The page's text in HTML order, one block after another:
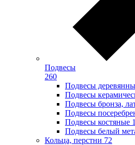
Подвесы
260
Подвесы
Подвесы
Подвесы бронза,
Подвесы
Подвесы костяные 1
Подвесы белый
Кольца, перстни 72